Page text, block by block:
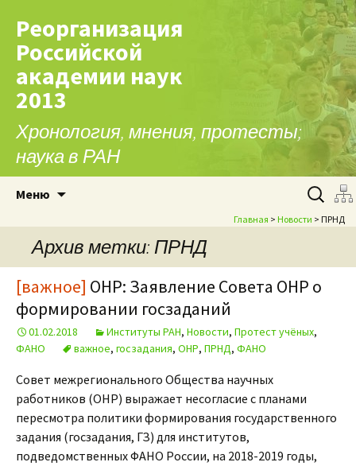
Реорганизация
Российской
академии наук
2013
Хронология, мнения, протесты;
наука в РАН
Меню Найти:
Главная > Новости > ПРНД
Архив метки: ПРНД
[важное] ОНР: Заявление Совета ОНР о
формировании госзаданий
01.02.2018 Институты РАН, Новости, Протест учёных,
ФАНО
важное, госзадания, ОНР, ПРНД, ФАНО
Совет межрегионального Общества научных
работников (ОНР) выражает несогласие с планами
пересмотра политики формирования государственного
задания (госзадания, ГЗ) для институтов,
подведомственных ФАНО России, на 2018-2019 годы,